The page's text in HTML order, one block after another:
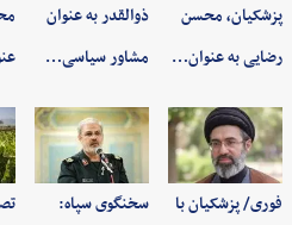
پزشکیان، محسن
رضایی به عنوان…
ذوالقدر به عنوان
مشاور سیاسی…
فوری/ پزشکیان با
سخنگوی سپاه: